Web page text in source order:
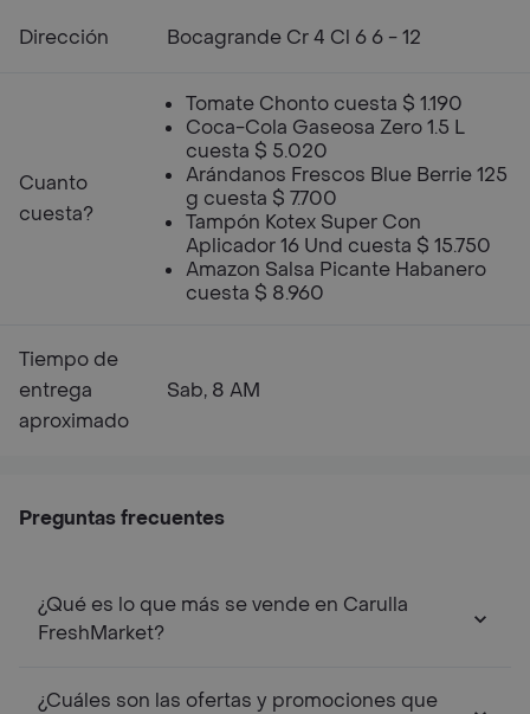
Dirección Bocagrande Cr 4 Cl 6 6 - 12
Cuanto
cuesta?
Tomate Chonto cuesta $ 1.190
Coca-Cola Gaseosa Zero 1.5 L
cuesta $ 5.020
Arándanos Frescos Blue Berrie 125
g cuesta $ 7.700
Tampón Kotex Super Con
Aplicador 16 Und cuesta $ 15.750
Amazon Salsa Picante Habanero
cuesta $ 8.960
Tiempo de
entrega
aproximado
Sab, 8 AM
Preguntas frecuentes
¿Qué es lo que más se vende en Carulla
FreshMarket?
¿Cuáles son las ofertas y promociones que